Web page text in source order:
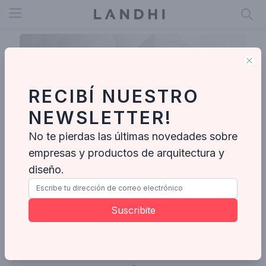
Open menu
Carlos
RECIBÍ NUESTRO
NEWSLETTER!
No te pierdas las últimas novedades sobre
empresas y productos de arquitectura y
diseño.
Suscribite